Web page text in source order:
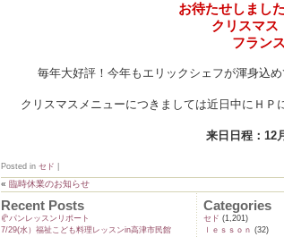
お待たせしまし
クリスマス
フラン
毎年大好評！今年もエリックシェフが渾身込
クリスマスメニューにつきましては近日中にＨ
来日日程：12
Posted in セド
« 臨時休業のお知らせ
Recent Posts
🥐パンレッスンリポート
7/29(水）福祉こども料理レッスンin高津市民館
Categories
セド (1,201)
ｌｅｓｓｏｎ (32)